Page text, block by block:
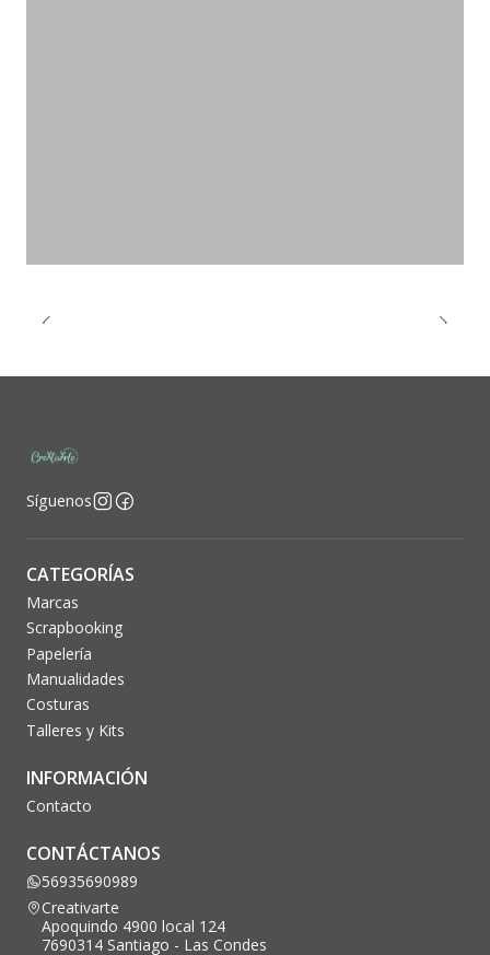
Síguenos
CATEGORÍAS
Marcas
Scrapbooking
Papelería
Manualidades
Costuras
Talleres y Kits
INFORMACIÓN
Contacto
CONTÁCTANOS
56935690989
Creativarte
Apoquindo 4900 local 124
7690314 Santiago - Las Condes